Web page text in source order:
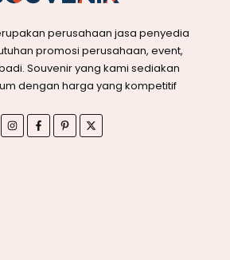
perusahaan jasa penyedia
promosi perusahaan, event,
Souvenir yang kami sediakan
dengan harga yang kompetitif